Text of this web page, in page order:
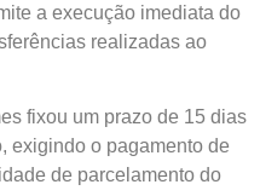
a execução imediata do
realizadas ao
fixou um prazo de 15 dias
exigindo o pagamento de
de parcelamento do